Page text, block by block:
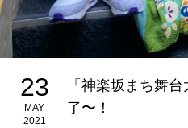
23
MAY
2021
「神楽坂まち舞
了〜！